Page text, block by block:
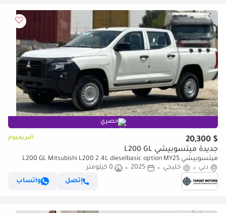
حصري
$ 20,300 البريميوم
جديدة ميتسوبيشي L200 GL
ميتسوبيشي L200 GL Mitsubishi L200 2.4L dieselbasic option MY25
دبي
خليجي 2025
0 كيلومتر
إتصل
واتساب